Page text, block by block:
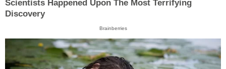
Scientists Happened Upon The Most Terrifying
Discovery
Brainberries